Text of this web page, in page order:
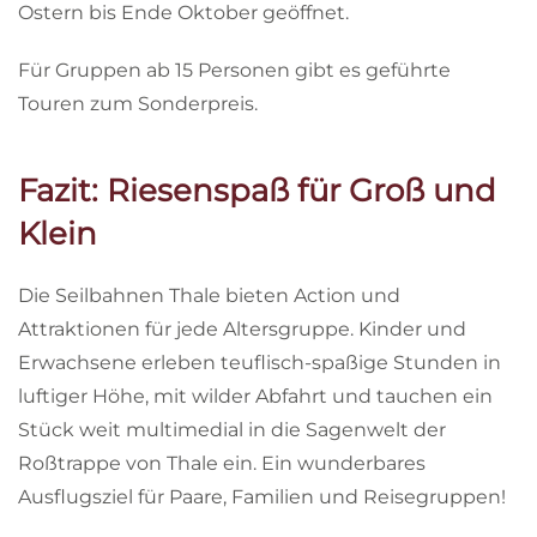
Ostern bis Ende Oktober geöffnet.
Für Gruppen ab 15 Personen gibt es geführte
Touren zum Sonderpreis.
Fazit: Riesenspaß für Groß und
Klein
Die Seilbahnen Thale bieten Action und
Attraktionen für jede Altersgruppe. Kinder und
Erwachsene erleben teuflisch-spaßige Stunden in
luftiger Höhe, mit wilder Abfahrt und tauchen ein
Stück weit multimedial in die Sagenwelt der
Roßtrappe von Thale ein. Ein wunderbares
Ausflugsziel für Paare, Familien und Reisegruppen!